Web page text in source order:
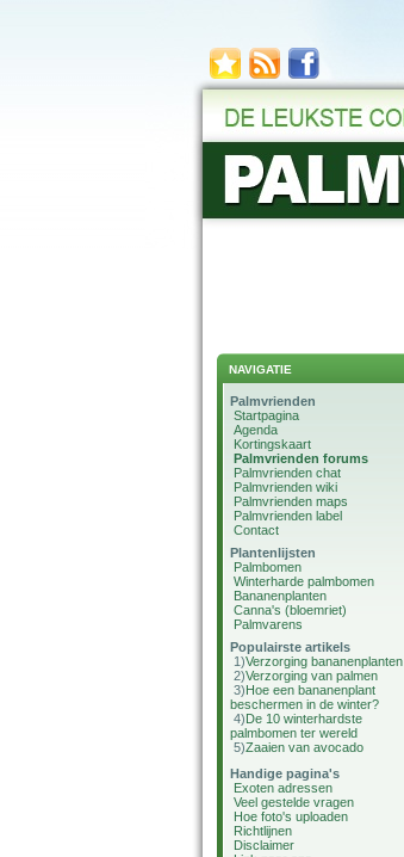
NAVIGATIE
Palmvrienden
Startpagina
Agenda
Kortingskaart
Palmvrienden forums
Palmvrienden chat
Palmvrienden wiki
Palmvrienden maps
Palmvrienden label
Contact
Plantenlijsten
Palmbomen
Winterharde palmbomen
Bananenplanten
Canna's (bloemriet)
Palmvarens
Populairste artikels
1)Verzorging bananenplanten
2)Verzorging van palmen
3)Hoe een bananenplant
beschermen in de winter?
4)De 10 winterhardste
palmbomen ter wereld
5)Zaaien van avocado
Handige pagina's
Exoten adressen
Veel gestelde vragen
Hoe foto's uploaden
Richtlijnen
Disclaimer